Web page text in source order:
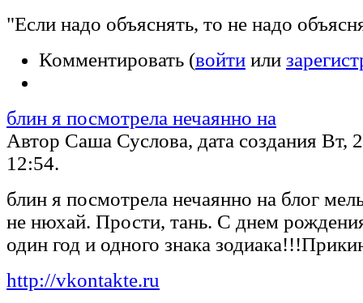
"Если надо объяснять, то не надо
Комментировать (войти или
блин я посмотрела нечаянно на
Автор Саша Суслова, дата создания Вт,
12:54.
блин я посмотрела нечаянно на блог
не нюхай. Прости, тань. С днем
один год и одного знака
http://vkontakte.ru